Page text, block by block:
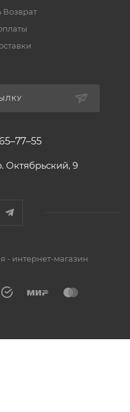
Возврат
Октябрьский, 9
- интернет-магазин